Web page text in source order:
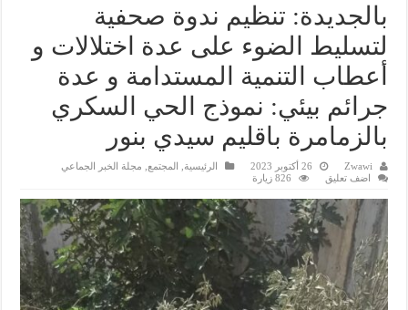
بالجديدة: تنظيم ندوة صحفية
لتسليط الضوء على عدة اختلالات و
أعطاب التنمية المستدامة و عدة
جرائم بيئي: نموذج الحي السكري
بالزمامرة باقليم سيدي بنور
Zwawi 26 أكتوبر 2023 الرئيسية المجتمع
مجلة الخبر الجماعي
اضف تعليق
826 زيارة